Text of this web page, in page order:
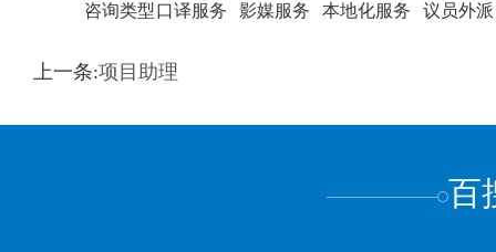
咨询类型口译服务 影媒服务 本地化服务 议员外派
训翻译
上一条:项目助理
百